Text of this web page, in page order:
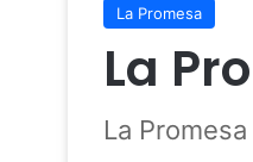
La Promesa
La
La